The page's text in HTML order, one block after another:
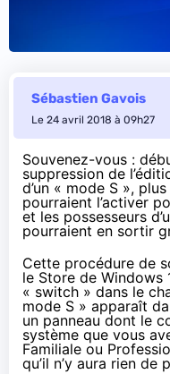
Sébastien Gavois
Le 24 avril 2018 à 09h27
Souvenez-vous :
suppression de
d’un « mode S »,
pourraient l’activer
et les possesseurs
pourraient en sortir
Cette procédure de
le Store de Windows
« switch » dans le
mode S » apparaît
un panneau dont le
système que vous
Familiale ou
qu’il n’y aura rien de